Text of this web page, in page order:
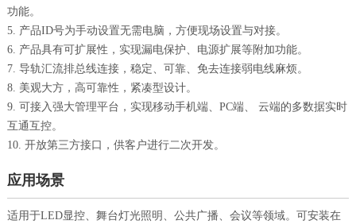
功能。
5. 产品ID号为手动设置无需电脑，方便现场设置与对接。
6. 产品具有可扩展性，实现漏电保护、电源扩展等附加功能。
7. 导轨汇流排总线连接，稳定、可靠、免去连接弱电线麻烦。
8. 美观大方，高可靠性，紧凑型设计。
9. 可接入强大管理平台，实现移动手机端、PC端、 云端的多数据实时
互通互控。
10. 开放第三方接口，供客户进行二次开发。
应用场景
适用于LED显控、舞台灯光照明、公共广播、会议等领域。可安装在